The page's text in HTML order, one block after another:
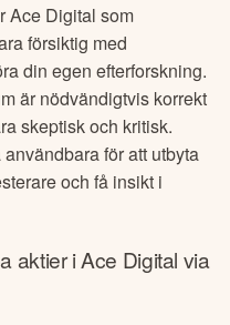
Ace Digital som
försiktig med
din egen efterforskning.
är nödvändigtvis korrekt
skeptisk och kritisk.
för att utbyta
och få insikt i
aktier iAce Digital via